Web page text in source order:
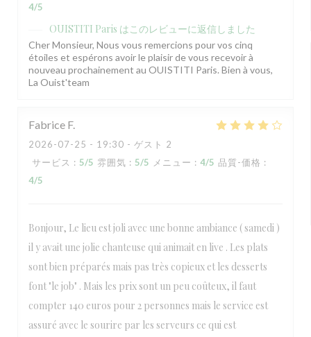
4/5
OUISTITI Paris はこのレビューに返信しました
Cher Monsieur, Nous vous remercions pour vos cinq
étoiles et espérons avoir le plaisir de vous recevoir à
nouveau prochainement au OUISTITI Paris. Bien à vous,
La Ouist'team
Fabrice F
2026-07-25 - 19:30 - ゲスト 2
サービス : 5/5 雰囲気 : 5/5 メニュー : 4/5 品質-価格 :
4/5
Bonjour, Le lieu est joli avec une bonne ambiance ( samedi )
il y avait une jolie chanteuse qui animait en live . Les plats
sont bien préparés mais pas très copieux et les desserts
font "le job" . Mais les prix sont un peu coûteux, il faut
compter 140 euros pour 2 personnes mais le service est
assuré avec le sourire par les serveurs ce qui est